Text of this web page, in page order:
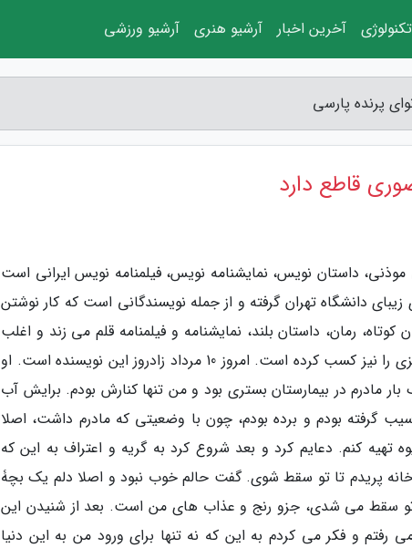
پرنده پارسی
قاطع دارد
موذنی، داستان نویس، نمایشنامه نویس، فیلمنامه نویس ایرانی است
دانشگاه تهران گرفته و از جمله نویسندگانی است که کار نوشتن
رمان، داستان بلند، نمایشنامه و فیلمنامه قلم می زند و اغلب
آثار وی با اقبال منتقدان و مخاطبان روبرو شده و جوایزی را نیز کسب کرده است. امروز 10 مرداد زادروز این نویسنده است. او
مادرم در بیمارستان بستری بود و من تنها کنارش بودم. برایش آب
گرفته بودم و برده بودم، چون با وضعیتی که مادرم داشت، اصلا
کنم. دعایم کرد و بعد شروع کرد به گریه و اعتراف به این که
خانه پریدم تا تو سقط شوی. گفت حالم خوب نبود و اصلا دلم یک بچۀ
سقط می شدی، جزو رنج و عذاب های من است. بعد از شنیدن این
و فکر می کردم به این که نه تنها برای ورود من به این دنیا
تکنولوژی آخرین اخبار آرشیو هنری آرشیو ورزشی